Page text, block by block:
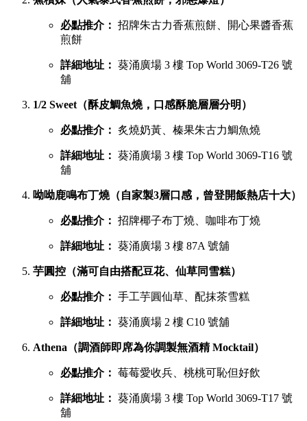
必點推介： 招牌朱古力香蕉煎餅、開心果醬香蕉
煎餅
詳細地址： 葵涌廣場 3 樓 Top World 3069-T26 號
舖
1/2 Sweet（酥皮鯛魚燒，口感酥脆層層分明）
必點推介： 炙燒奶黃、榛果朱古力鯛魚燒
詳細地址： 葵涌廣場 3 樓 Top World 3069-T16 號
舖
呦呦鹿鳴布丁燒（自家製3層口感，曾登開飯熱店十大）
必點推介： 招牌椰子布丁燒、咖啡布丁燒
詳細地址： 葵涌廣場 3 樓 87A 號舖
芋圓控（滿可自由搭配豆花、仙草同雪糕）
必點推介： 手工芋圓仙草、配抹茶雪糕
詳細地址： 葵涌廣場 2 樓 C10 號舖
Athena（調酒師即席為你調製無酒精 Mocktail）
必點推介： 莓莓愛收兵、桃桃可恥但好飲
詳細地址： 葵涌廣場 3 樓 Top World 3069-T17 號
舖